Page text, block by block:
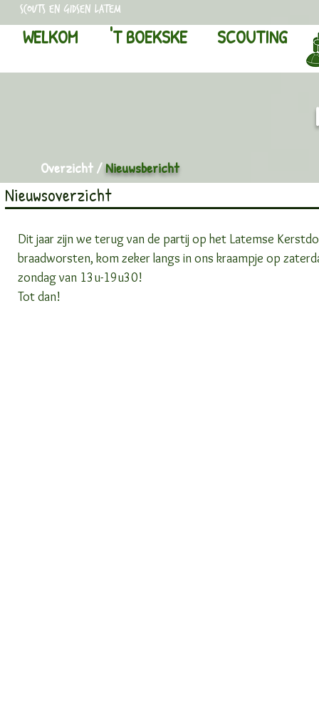
scouts en gidsen latem
WELKOM 'T BOEKSKE SCOUTING
Overzicht/Nieuwsbericht
Nieuwsoverzicht
Dit jaar zijn we terug van de partij op het Latemse
braadworsten, kom zeker langs in ons kraampje op
zondag van 13u-19u30!
Tot dan!